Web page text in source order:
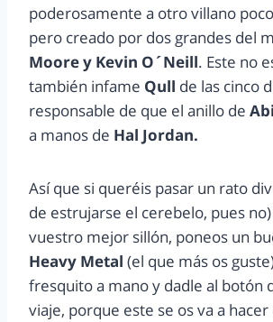
poderosamente a otro villano
pero creado por dos grandes del
Moore y Kevin O´Neill. Este no
también infame Qull de las cinco
responsable de que el anillo de
a manos de Hal Jordan.
Así que si queréis pasar un rato
de estrujarse el cerebelo, pues
vuestro mejor sillón, poneos un
Heavy Metal (el que más os
fresquito a mano y dadle al botón
viaje, porque este se os va a